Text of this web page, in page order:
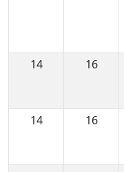
14
16
14
16